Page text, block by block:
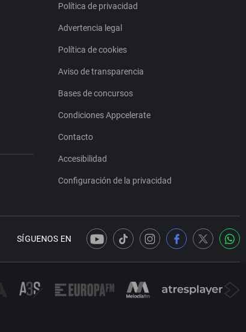
Política de privacidad
Advertencia legal
Política de cookies
Aviso de transparencia
Bases de concursos
Condiciones Appcelerate
Contacto
Accesibilidad
Configuración de la privacidad
SÍGUENOS EN